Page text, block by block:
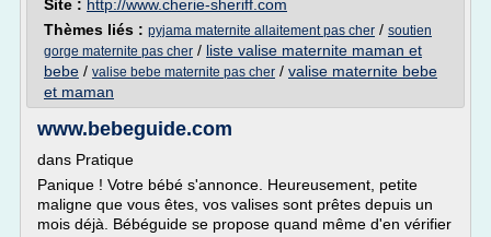
Site : http://www.cherie-sheriff.com
Thèmes liés : pyjama maternite allaitement pas cher / soutien
gorge maternite pas cher / liste valise maternite maman et
bebe / valise bebe maternite pas cher / valise maternite bebe
et maman
www.bebeguide.com
dans Pratique
Panique ! Votre bébé s'annonce. Heureusement, petite
maligne que vous êtes, vos valises sont prêtes depuis un
mois déjà. Bébéguide se propose quand même d'en vérifier